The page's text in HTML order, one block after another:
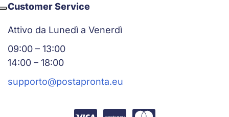
Customer Service
Attivo da Lunedì a Venerdì
09:00 – 13:00
14:00 – 18:00
supporto@postapronta.eu